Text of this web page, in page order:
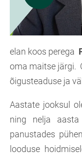
elan koos perega
oma maitse järgi.
õigusteaduse ja
Aastate jooksul
ning nelja
panustades
looduse